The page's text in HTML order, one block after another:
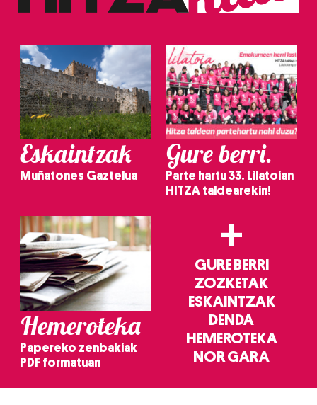
Eskaintzak
Muñatones Gaztelua
Gure berri.
Parte hartu 33. Lilatoian
HITZA taldearekin!
Hemeroteka
Papereko zenbakiak
PDF formatuan
+
GURE BERRI
ZOZKETAK
ESKAINTZAK
DENDA
HEMEROTEKA
NOR GARA